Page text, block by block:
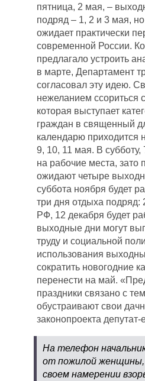
пятница, 2 мая, –
подряд – 1, 2 и 3 мая,
ожидает практически
современной России.
предлагало устроить
в марте, Департамент
согласовал эту идею.
нежеланием ссориться
которая выступает
граждан в священный
календарю приходится
9, 10, 11 мая. В
на рабочие места, зато
ожидают четыре
суббота ноября будет
три дня отдыха подряд:
РФ, 12 декабря будет
выходные дни могут
труду и социальной
использования
сократить новогодние
перенести на май.
праздники связано с
обустраивают свои
законопроекта
На телефон
от пожилой
своем намерении